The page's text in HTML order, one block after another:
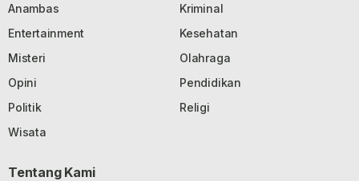
Anambas
Kriminal
Entertainment
Kesehatan
Misteri
Olahraga
Opini
Pendidikan
Politik
Religi
Wisata
Tentang Kami